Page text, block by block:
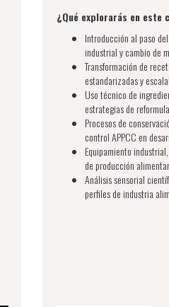
¿Qué explorarás en este
Introducción al paso
industrial y cambio de
Transformación de
estandarizadas y
Uso técnico de
estrategias de
Procesos de
control APPCC en
Equipamiento
de producción
Análisis sensorial
perfiles de industria